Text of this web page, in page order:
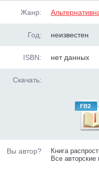
Жанр:
Год: неизвестен
ISBN: нет данных
Скачать:
Вы автор?
Книга
Все